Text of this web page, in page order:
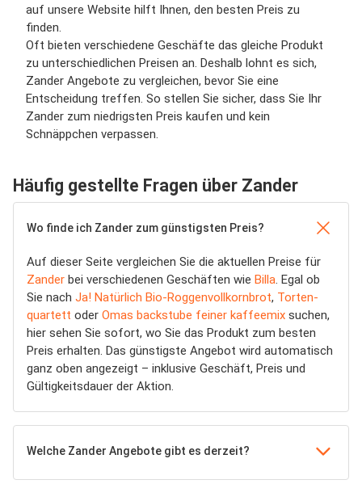
auf unsere Website hilft Ihnen, den besten Preis zu
finden.
Oft bieten verschiedene Geschäfte das gleiche Produkt
zu unterschiedlichen Preisen an. Deshalb lohnt es sich,
Zander Angebote zu vergleichen, bevor Sie eine
Entscheidung treffen. So stellen Sie sicher, dass Sie Ihr
Zander zum niedrigsten Preis kaufen und kein
Schnäppchen verpassen.
Häufig gestellte Fragen über Zander
Wo finde ich Zander zum günstigsten Preis?
Auf dieser Seite vergleichen Sie die aktuellen Preise für
Zander bei verschiedenen Geschäften wie Billa. Egal ob
Sie nach Ja! Natürlich Bio-Roggenvollkornbrot, Torten-
quartett oder Omas backstube feiner kaffeemix suchen,
hier sehen Sie sofort, wo Sie das Produkt zum besten
Preis erhalten. Das günstigste Angebot wird automatisch
ganz oben angezeigt – inklusive Geschäft, Preis und
Gültigkeitsdauer der Aktion.
Welche Zander Angebote gibt es derzeit?